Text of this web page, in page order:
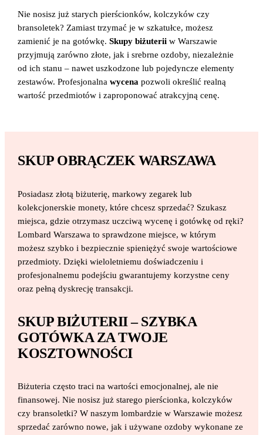
Nie nosisz już starych pierścionków, kolczyków czy
bransoletek? Zamiast trzymać je w szkatułce, możesz
zamienić je na gotówkę.Skupy biżuterii w Warszawie
przyjmują zarówno złote, jak i srebrne ozdoby, niezależnie
od ich stanu – nawet uszkodzone lub pojedyncze elementy
zestawów. Profesjonalnawycenapozwoli określić realną
wartość przedmiotów i zaproponować atrakcyjną cenę.
SKUP OBRĄCZEK WARSZAWA
Posiadasz złotą biżuterię, markowy zegarek lub
kolekcjonerskie monety, które chcesz sprzedać? Szukasz
miejsca, gdzie otrzymasz uczciwą wycenę i gotówkę od ręki?
Lombard Warszawa to sprawdzone miejsce, w którym
możesz szybko i bezpiecznie spieniężyć swoje wartościowe
przedmioty. Dzięki wieloletniemu doświadczeniu i
profesjonalnemu podejściu gwarantujemy korzystne ceny
oraz pełną dyskrecję transakcji.
SKUP BIŻUTERII – SZYBKA
GOTÓWKA ZA TWOJE
KOSZTOWNOŚCI
Biżuteria często traci na wartości emocjonalnej, ale nie
finansowej. Nie nosisz już starego pierścionka, kolczyków
czy bransoletki? W naszym lombardzie w Warszawie możesz
sprzedać zarówno nowe, jak i używane ozdoby wykonane ze